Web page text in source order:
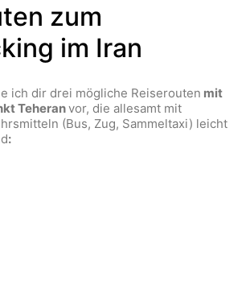
zum
im Iran
ich dir drei mögliche Reiserouten mit
Teheranvor, die allesamt mit
(Bus, Zug, Sammeltaxi) leicht
: